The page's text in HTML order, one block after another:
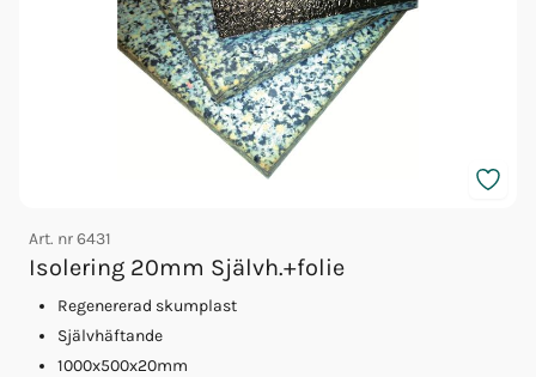
Art. nr6431
Isolering 20mm Självh.+folie
Regenererad skumplast
Självhäftande
1000x500x20mm